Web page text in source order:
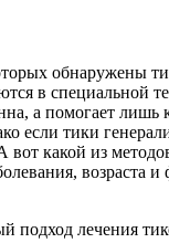
обнаружены
в специальной
а помогает лишь
если тики
вот какой из
возраста
подход лечения